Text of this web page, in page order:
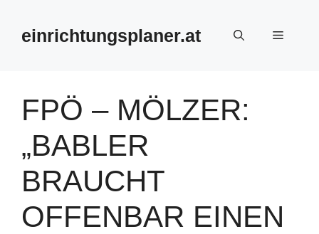
springeneinrichtungsplaner.at Menü
FPÖ – MÖLZER:
„BABLER
BRAUCHT
OFFENBAR EINEN